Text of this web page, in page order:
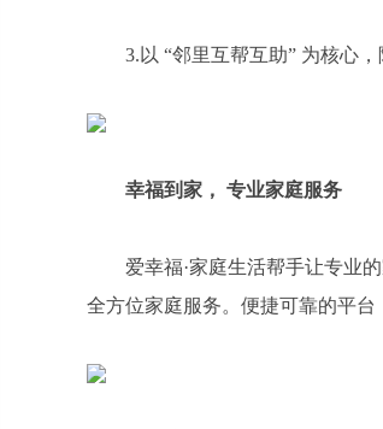
3.以 “邻里互帮互助” 为核心
幸福到家， 专业家庭服务
爱幸福·家庭生活帮手让专业
全方位家庭服务。便捷可靠的平